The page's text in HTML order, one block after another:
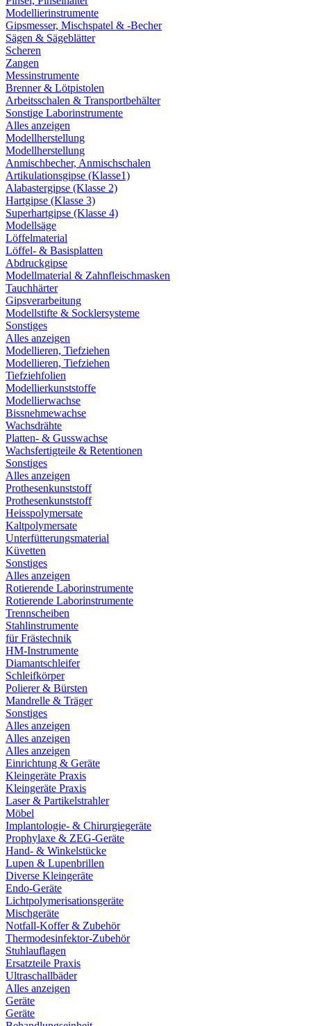
Modellierinstrumente
Gipsmesser, Mischspatel & -Becher
Sägen & Sägeblätter
Scheren
Zangen
Messinstrumente
Brenner & Lötpistolen
Arbeitsschalen & Transportbehälter
Sonstige Laborinstrumente
Alles anzeigen
Modellherstellung
Modellherstellung
Anmischbecher, Anmischschalen
Artikulationsgipse (Klasse1)
Alabastergipse (Klasse 2)
Hartgipse (Klasse 3)
Superhartgipse (Klasse 4)
Modellsäge
Löffelmaterial
Löffel- & Basisplatten
Abdruckgipse
Modellmaterial & Zahnfleischmasken
Tauchhärter
Gipsverarbeitung
Modellstifte & Socklersysteme
Sonstiges
Alles anzeigen
Modellieren, Tiefziehen
Modellieren, Tiefziehen
Tiefziehfolien
Modellierkunststoffe
Modellierwachse
Bissnehmewachse
Wachsdrähte
Platten- & Gusswachse
Wachsfertigteile & Retentionen
Sonstiges
Alles anzeigen
Prothesenkunststoff
Prothesenkunststoff
Heisspolymersate
Kaltpolymersate
Unterfütterungsmaterial
Küvetten
Sonstiges
Alles anzeigen
Rotierende Laborinstrumente
Rotierende Laborinstrumente
Trennscheiben
Stahlinstrumente
für Frästechnik
HM-Instrumente
Diamantschleifer
Schleifkörper
Polierer & Bürsten
Mandrelle & Träger
Sonstiges
Alles anzeigen
Alles anzeigen
Alles anzeigen
Einrichtung & Geräte
Kleingeräte Praxis
Kleingeräte Praxis
Laser & Partikelstrahler
Möbel
Implantologie- & Chirurgiegeräte
Prophylaxe & ZEG-Geräte
Hand- & Winkelstücke
Lupen & Lupenbrillen
Diverse Kleingeräte
Endo-Geräte
Lichtpolymerisationsgeräte
Mischgeräte
Notfall-Koffer & Zubehör
Thermodesinfektor-Zubehör
Stuhlauflagen
Ersatzteile Praxis
Ultraschallbäder
Alles anzeigen
Geräte
Geräte